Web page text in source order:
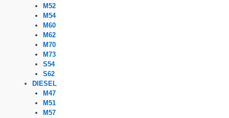
M52
M54
M60
M62
M70
M73
S54
S62
DIESEL
M47
M51
M57